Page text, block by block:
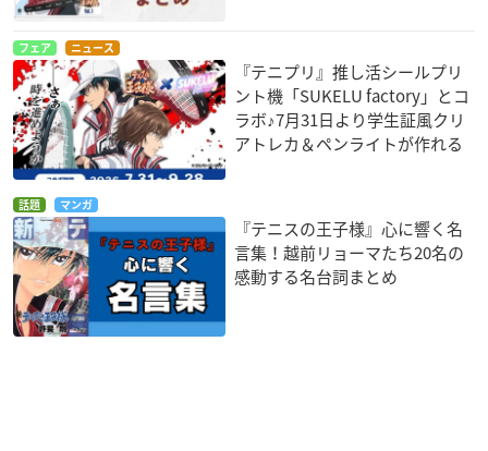
フェア ニュース
『テニプリ』推し活シールプリ
ント機「SUKELU factory」とコ
ラボ♪7月31日より学生証風クリ
アトレカ＆ペンライトが作れる
話題 マンガ
『テニスの王子様』心に響く名
言集！越前リョーマたち20名の
感動する名台詞まとめ